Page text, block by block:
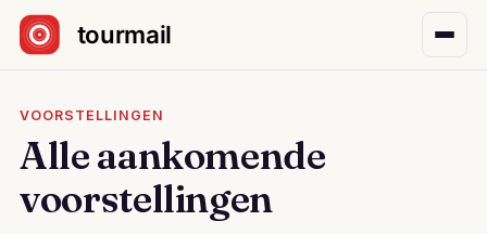
Sla navigatie over
VOORSTELLINGEN
Alle aankomende
voorstellingen